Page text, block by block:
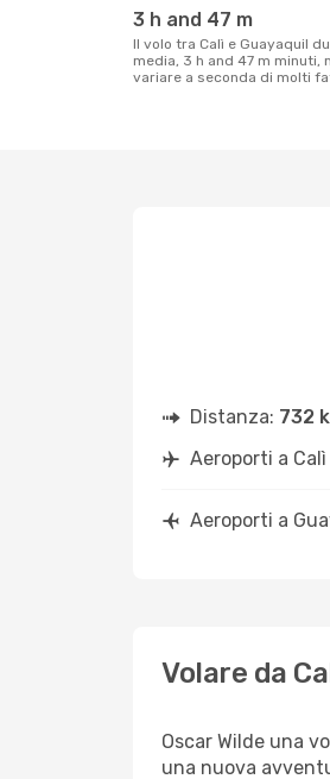
3 h and 47 m
Il volo tra Calì e Guayaquil dura, in
media, 3 h and 47 m minuti,
variare a seconda di molti
Distanza: 732
Aeroporti a Calì
Aeroporti a
Volare da
Oscar Wilde una
una nuova